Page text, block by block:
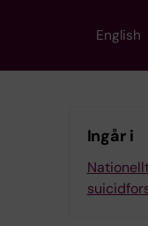
English
Ingår i